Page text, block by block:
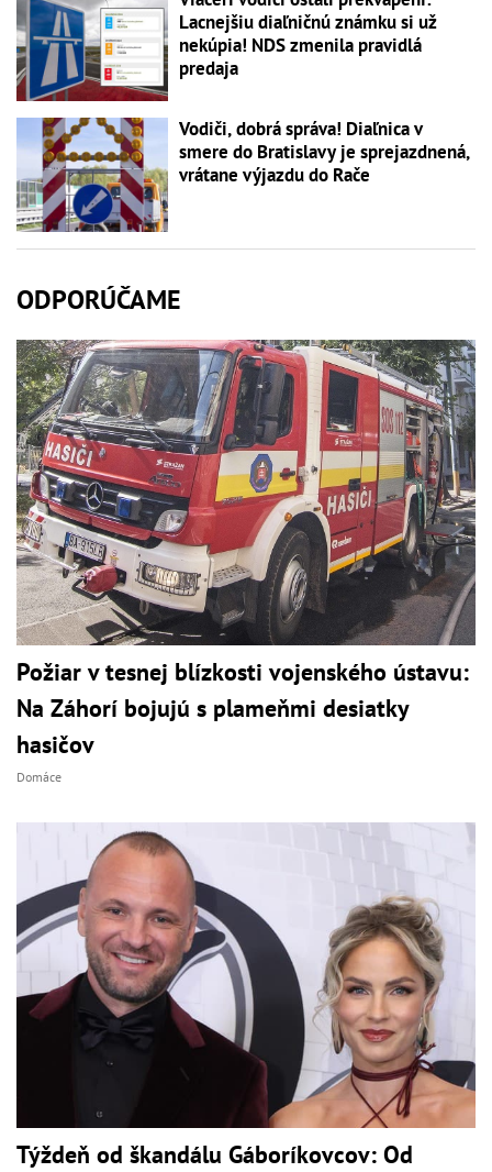
Lacnejšiu diaľničnú známku si už
nekúpia! NDS zmenila pravidlá
predaja
Vodiči, dobrá správa! Diaľnica v
smere do Bratislavy je sprejazdnená,
vrátane výjazdu do Rače
ODPORÚČAME
Požiar v tesnej blízkosti vojenského ústavu:
Na Záhorí bojujú s plameňmi desiatky
hasičov
Domáce
Týždeň od škandálu Gáboríkovcov: Od